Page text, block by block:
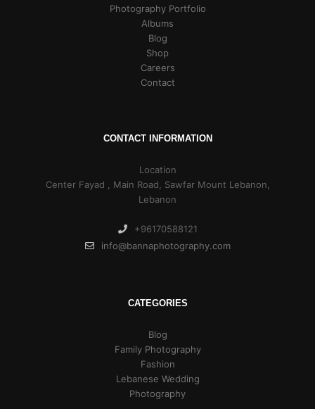
Photography Portfolio
Albums
Blog
Shop
Careers
Contact
CONTACT INFORMATION
Location
Center Fayad , Main Road, Sawfar Mount Lebanon,
Lebanon
+96170588121
info@bannaphotography.com
CATEGORIES
Blog
Family Photography
Fashion
Lebanese Wedding
Photography